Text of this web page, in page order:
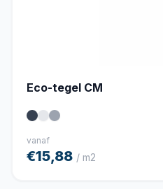
Eco-tegel CM
vanaf
€15,88 / m2